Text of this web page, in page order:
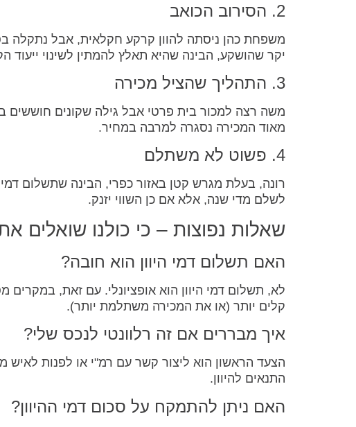
2. הסירוב הכואב
משפחת כהן ניסתה להוון קרקע חקלאית, אבל נתקלה
יקר שהושקע, הבינה שהיא תאלץ להמתין לשינוי ייעוד
3. התהליך שהציל מכירה
משה רצה למכור בית פרטי אבל גילה שקונים חוששים
מאוד המכירה נסגרה למרבה במחיר.
4. פשוט לא משתלם
רונה, בעלת מגרש קטן באזור כפרי, הבינה שתשלום
לשלם מדי שנה, אלא אם כן השווי יזנק.
שאלות נפוצות – כי כולנו שואלים
האם תשלום דמי היוון הוא חובה?
לא, תשלום דמי היוון הוא אופציונלי. עם זאת, במקרים
קלים יותר (או את המכירה משתלמת יותר).
איך מבררים אם זה רלוונטי לנכס שלי?
הצעד הראשון הוא ליצור קשר עם רמ"י או לפנות
התנאים להיוון.
האם ניתן להתמקח על סכום דמי ההיוון?